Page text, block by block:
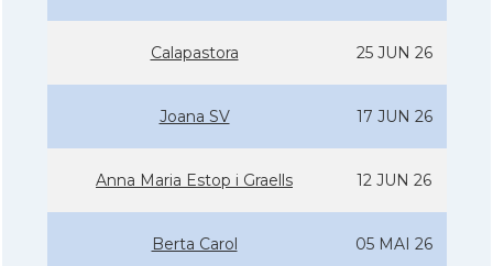
Calapastora 25 JUN 26
Joana SV 17 JUN 26
Anna Maria Estop i Graells 12 JUN 26
Berta Carol 05 MAI 26